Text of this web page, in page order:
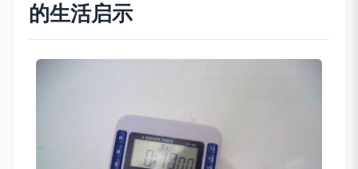
的生活启示